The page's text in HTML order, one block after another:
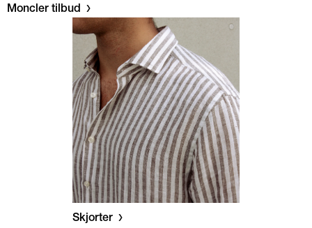
Moncler tilbud
Skjorter